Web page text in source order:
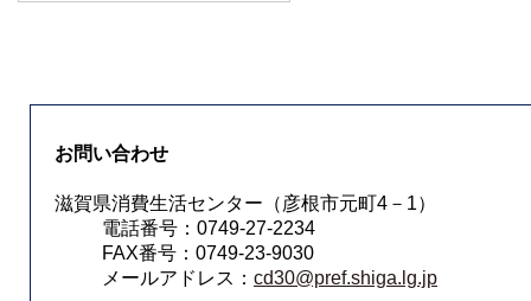
お問い合わせ
滋賀県消費生活センター（彦根市元町4－1）
電話番号：0749-27-2234
FAX番号：0749-23-9030
メールアドレス： cd30@pref.shiga.lg.jp